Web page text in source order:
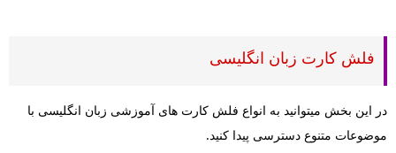
فلش کارت زبان انگلیسی
در این بخش میتوانید به انواع فلش کارت های آموزشی زبان انگلیسی با
موضوعات متنوع دسترسی پیدا کنید.